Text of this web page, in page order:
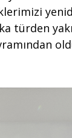
türden